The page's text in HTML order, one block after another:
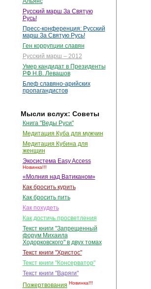
Русский марш За Святую
Русь!
Пресс-конференция: Русский
марш За Святую Русь!
Ген коррупции славян
Русский марш – 2012
Умер кандидат в Президенты
РФ Н.В. Левашов
Блеф славяно-арийских
пропагандистов
Мысли вслух: Советы
Книга "Веды Руси"
Медитация Куба для мужчин
Медитация Кубина для
женщин
Экосистема Easy Access
Новинка!!!
«Молния над Ватиканом»
Как бросить курить
Как бросить пить
Как похудеть
Как достичь просветления
Текст книги "Запрещенный
форум Михаила
Ходорковского" в двух томах
Текст книги "Христос"
Текст книги "Консерватор"
Текст книги "Варяги"
Пожертвования Новинка!!!